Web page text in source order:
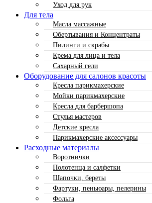
Уход для рук
Для тела
Масла массажные
Обертывания и Концентраты
Пилинги и скрабы
Крема для лица и тела
Сахарный гели
Оборудование для салонов красоты
Кресла парикмахерские
Мойки парикмахерские
Кресла для барбершопа
Стулья мастеров
Детские кресла
Парикмахерские аксессуары
Расходные материалы
Воротнички
Полотенца и салфетки
Шапочки, береты
Фартуки, пеньюары, пелерины
Фольга